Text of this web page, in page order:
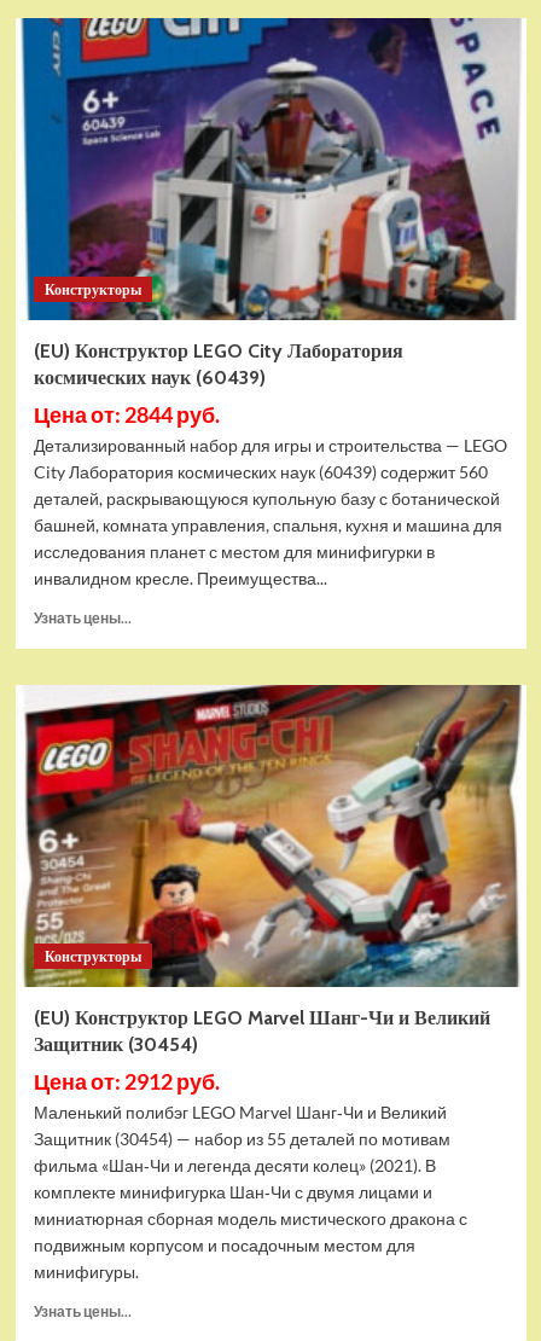
(EU)
Конструктор
LEGO
Technic
Экскаватор-
погрузчик
(42197)
Конструкторы
(EU) Конструктор LEGO City Лаборатория
космических наук (60439)
Цена от: 2844 руб.
Детализированный набор для игры и строительства — LEGO
City Лаборатория космических наук (60439) содержит 560
деталей, раскрывающуюся купольную базу с ботанической
башней, комната управления, спальня, кухня и машина для
исследования планет с местом для минифигурки в
инвалидном кресле. Преимущества...
Узнать цены...
(EU)
Конструктор
LEGO
City
Лаборатория
космических
наук
(60439)
Конструкторы
(EU) Конструктор LEGO Marvel Шанг-Чи и Великий
Защитник (30454)
Цена от: 2912 руб.
Маленький полибэг LEGO Marvel Шанг‑Чи и Великий
Защитник (30454) — набор из 55 деталей по мотивам
фильма «Шан‑Чи и легенда десяти колец» (2021). В
комплекте минифигурка Шан‑Чи с двумя лицами и
миниатюрная сборная модель мистического дракона с
подвижным корпусом и посадочным местом для
минифигуры.
Узнать цены...